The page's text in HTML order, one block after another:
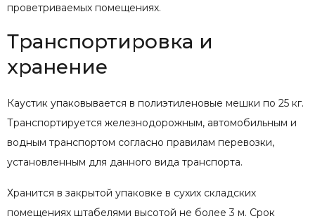
проветриваемых помещениях.
Транспортировка и
хранение
Каустик упаковывается в полиэтиленовые мешки по 25 кг.
Транспортируется железнодорожным, автомобильным и
водным транспортом согласно правилам перевозки,
установленным для данного вида транспорта.
Хранится в закрытой упаковке в сухих складских
помещениях штабелями высотой не более 3 м. Срок